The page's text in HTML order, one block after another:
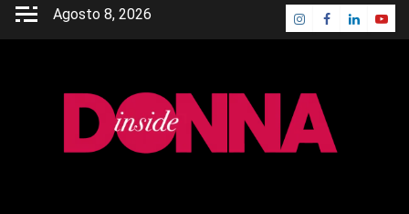
Skip
Agosto 8, 2026 Instagram
Facebook
Linkedin